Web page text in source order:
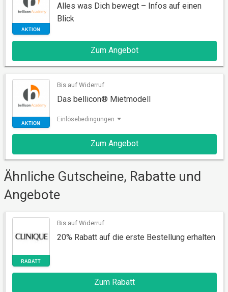
AKTION
Alles was Dich bewegt – Infos auf einen
Blick
Zum Angebot
AKTION
Bis auf Widerruf
Das bellicon® Mietmodell
Einlösebedingungen
Zum Angebot
Ähnliche Gutscheine, Rabatte und
Angebote
Bis auf Widerruf
20% Rabatt auf die erste Bestellung erhalten
Zum Rabatt